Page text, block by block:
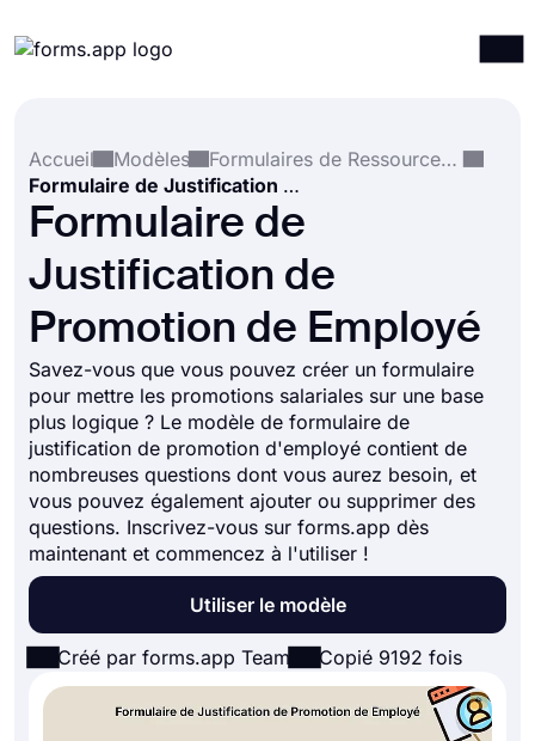
Intégrations
Modèles
Ressources
Accueil
Modèles
Formulaires de Ressources Humaines
Formulaire de Justification de Promotion de Employé
Formulaire de
Justification de
Promotion de Employé
Savez-vous que vous pouvez créer un formulaire
pour mettre les promotions salariales sur une base
plus logique ? Le modèle de formulaire de
justification de promotion d'employé contient de
nombreuses questions dont vous aurez besoin, et
vous pouvez également ajouter ou supprimer des
questions. Inscrivez-vous sur forms.app dès
maintenant et commencez à l'utiliser !
Utiliser le modèle
Créé par forms.app Team Copié 9192 fois